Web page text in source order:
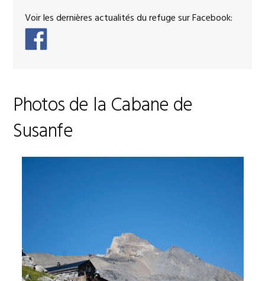
Voir les dernières actualités du refuge sur Facebook:
Photos de la Cabane de
Susanfe